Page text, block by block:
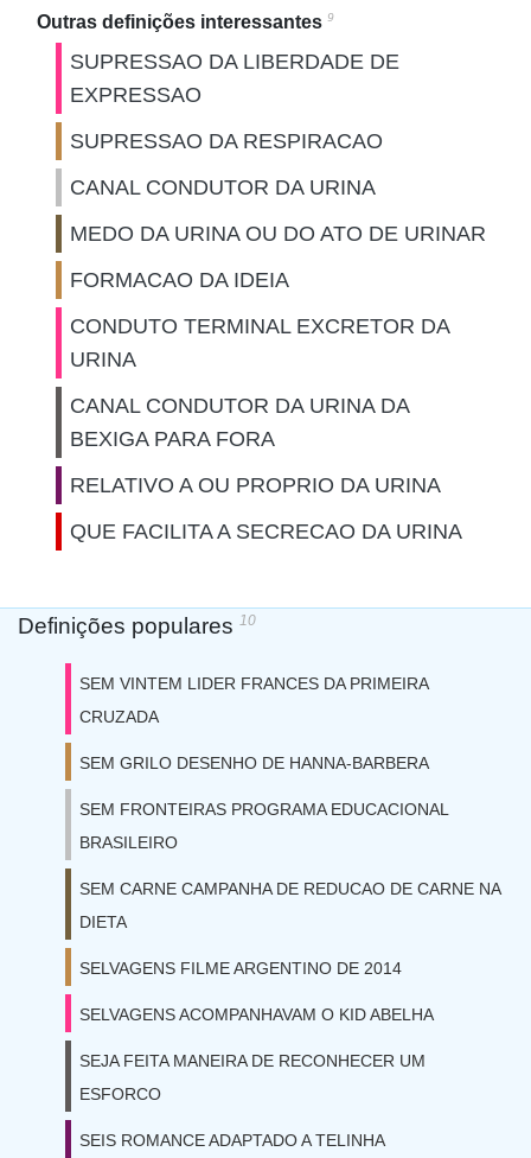
Outras definições interessantes 9
SUPRESSAO DA LIBERDADE DE
EXPRESSAO
SUPRESSAO DA RESPIRACAO
CANAL CONDUTOR DA URINA
MEDO DA URINA OU DO ATO DE URINAR
FORMACAO DA IDEIA
CONDUTO TERMINAL EXCRETOR DA
URINA
CANAL CONDUTOR DA URINA DA
BEXIGA PARA FORA
RELATIVO A OU PROPRIO DA URINA
QUE FACILITA A SECRECAO DA URINA
Definições populares 10
SEM VINTEM LIDER FRANCES DA PRIMEIRA
CRUZADA
SEM GRILO DESENHO DE HANNA-BARBERA
SEM FRONTEIRAS PROGRAMA EDUCACIONAL
BRASILEIRO
SEM CARNE CAMPANHA DE REDUCAO DE CARNE NA
DIETA
SELVAGENS FILME ARGENTINO DE 2014
SELVAGENS ACOMPANHAVAM O KID ABELHA
SEJA FEITA MANEIRA DE RECONHECER UM
ESFORCO
SEIS ROMANCE ADAPTADO A TELINHA